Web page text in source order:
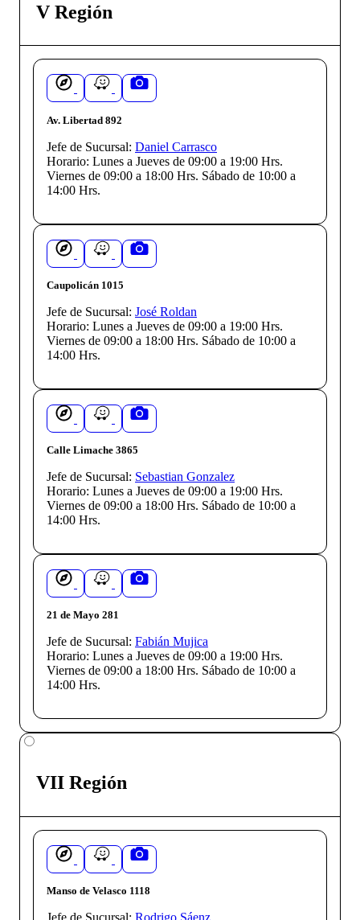
V Región
Av. Libertad 892
Jefe de Sucursal: Daniel Carrasco
Horario: Lunes a Jueves de 09:00 a 19:00 Hrs.
Viernes de 09:00 a 18:00 Hrs. Sábado de 10:00 a
14:00 Hrs.
Caupolicán 1015
Jefe de Sucursal: José Roldan
Horario: Lunes a Jueves de 09:00 a 19:00 Hrs.
Viernes de 09:00 a 18:00 Hrs. Sábado de 10:00 a
14:00 Hrs.
Calle Limache 3865
Jefe de Sucursal: Sebastian Gonzalez
Horario: Lunes a Jueves de 09:00 a 19:00 Hrs.
Viernes de 09:00 a 18:00 Hrs. Sábado de 10:00 a
14:00 Hrs.
21 de Mayo 281
Jefe de Sucursal: Fabián Mujica
Horario: Lunes a Jueves de 09:00 a 19:00 Hrs.
Viernes de 09:00 a 18:00 Hrs. Sábado de 10:00 a
14:00 Hrs.
VII Región
Manso de Velasco 1118